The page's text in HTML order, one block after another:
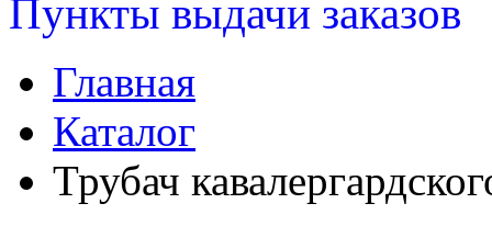
Пункты выдачи заказов
Главная
Каталог
Трубач